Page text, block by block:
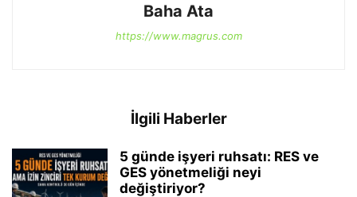
Baha Ata
https://www.magrus.com
İlgili Haberler
5 günde işyeri ruhsatı: RES ve
GES yönetmeliği neyi
değiştiriyor?